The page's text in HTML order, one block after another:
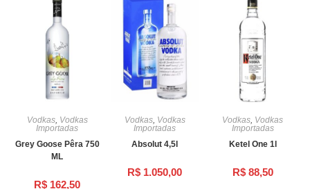
Vodkas, Vodkas
Importadas
Grey Goose Pêra 750
ML
R$ 162,50
Vodkas, Vodkas
Importadas
Absolut 4,5l
R$ 1.050,00
Vodkas, Vodkas
Importadas
Ketel One 1l
R$88,50